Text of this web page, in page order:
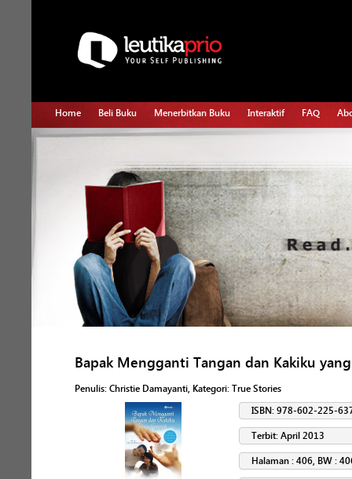
Home Beli Buku Menerbitkan Buku Interaktif FAQ
Bapak Mengganti Tangan dan Kakiku
Penulis: Christie Damayanti, Kategori: True Stories
ISBN: 978-602-225-
Terbit: April 2013
Halaman : 406, BW :